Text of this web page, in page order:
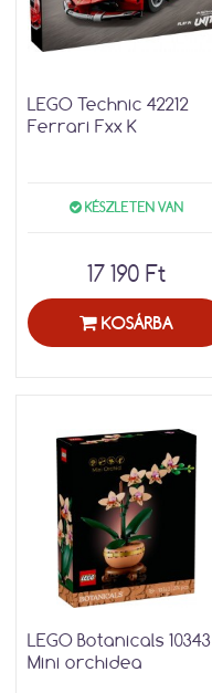
LEGO Technic 42212
Ferrari Fxx K
KÉSZLETEN VAN
17 190 Ft
KOSÁRBA
LEGO Botanicals 10343
Mini orchidea